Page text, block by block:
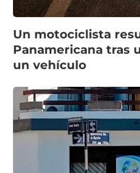
Un motociclista
Panamericana tras
un vehículo